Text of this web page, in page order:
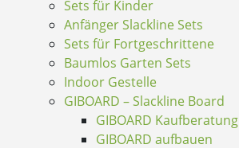
Sets für Kinder
Anfänger Slackline Sets
Sets für Fortgeschrittene
Baumlos Garten Sets
Indoor Gestelle
GIBOARD – Slackline Board
GIBOARD Kaufberatung
GIBOARD aufbauen